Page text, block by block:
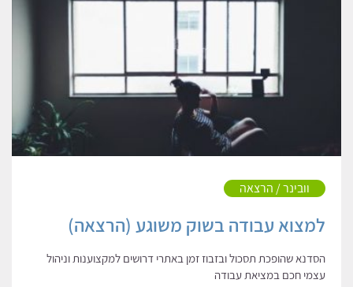
וובינר / הרצאה
למצוא עבודה בשוק משוגע (הרצאה)
הסדנא שהופכת תסכול ובזבוז זמן באתרי דרושים למקצוענות וניהול
עצמי חכם במציאת עבודה